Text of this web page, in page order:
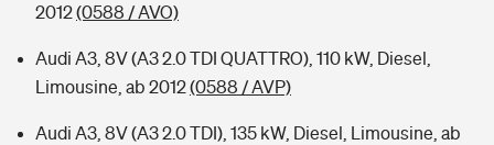
2012(0588 / AVO)
Audi A3, 8V (A3 2.0 TDI QUATTRO), 110 kW, Diesel,
Limousine, ab 2012(0588 / AVP)
Audi A3, 8V (A3 2.0 TDI), 135 kW, Diesel, Limousine, ab